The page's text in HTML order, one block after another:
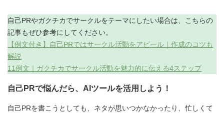
自己PRやガクチカでサークルをテーマにしたい場合は、こちらの
記事もぜひ参考にしてください。
【例文付き】自己PRではサークル活動をアピール｜作成のコツも
解説
11例文｜ガクチカでサークル活動を魅力的に伝える4ステップ
自己PRで悩んだら、AIツールを活用しよう！
自己PRを書こうとしても、ネタが思いつかなかったり、忙しくて